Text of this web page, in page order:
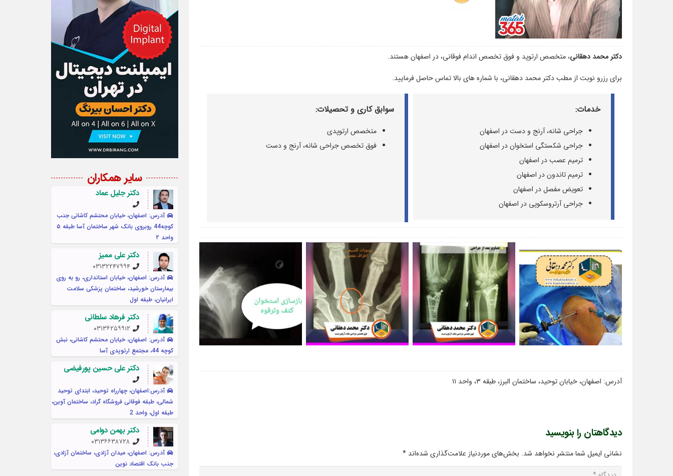
دکتر محمد دهقانی، متخصص ارتوپد و فوق تخصص اندام فوقانی، در اصفهان هستند.
برای رزرو نوبت از مطب دکتر محمد دهقانی، با شماره های بالا تماس حاصل فرمایید.
خدمات:
جراحی شانه، آرنج و دست در اصفهان
جراحی شکستگی استخوان در اصفهان
ترمیم عصب در اصفهان
ترمیم تاندون در اصفهان
تعویض مفصل در اصفهان
جراحی آرتروسکوپی در اصفهان
سوابق کاری و تحصیلات:
متخصص ارتوپدی
فوق تخصص جراحی شانه، آرنج و دست
آدرس: اصفهان، خیابان توحید، ساختمان البرز، طبقه ۳، واحد ۱۱
دیدگاهتان را بنویسید
نشانی ایمیل شما منتشر نخواهد شد. بخش‌های موردنیاز علامت‌گذاری شده‌اند *
سایر همکاران
دکتر جلیل عماد
آدرس: اصفهان، خیابان محتشم کاشانی جنب
کوچه44 روبروی بانک شهر ساختمان آسا طبقه ۵
واحد ۲
دکتر علی ممیز
۰۳۱۳۲۲۴۷۹۹۴
آدرس: اصفهان، خیابان استانداری، رو به روی
بیمارستان خورشید، ساختمان پزشکی سلامت
ایرانیان، طبقه اول
دکتر فرهاد سلطانی
۰۳۱۳۶۲۵۹۹۱۲
آدرس: اصفهان، خیابان محتشم کاشانی، نبش
کوچه 44، مجتمع ارتوپدی آسا
دکتر علی حسین پورفیضی
آدرس:اصفهان، چهارراه توحید، ابتدای توحید
شمالی، طبقه فوقانی فروشگاه گراد، ساختمان آوین،
طبقه اول، واحد 2
دکتر بهمن دوامی
۰۳۱۳۶۶۳۸۷۲۸
آدرس: اصفهان، میدان آزادی، ساختمان آزادی،
جنب بانک اقتصاد نوین